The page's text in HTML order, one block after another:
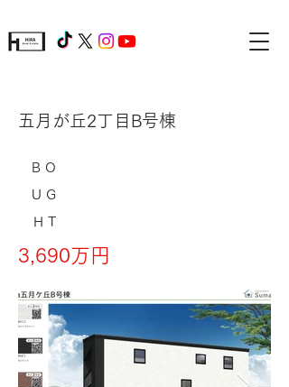
五月が丘2丁目B号棟
BO
UG
HT
3,690万円